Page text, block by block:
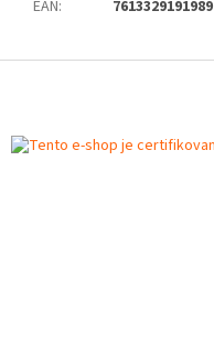
EAN: 7613329191989